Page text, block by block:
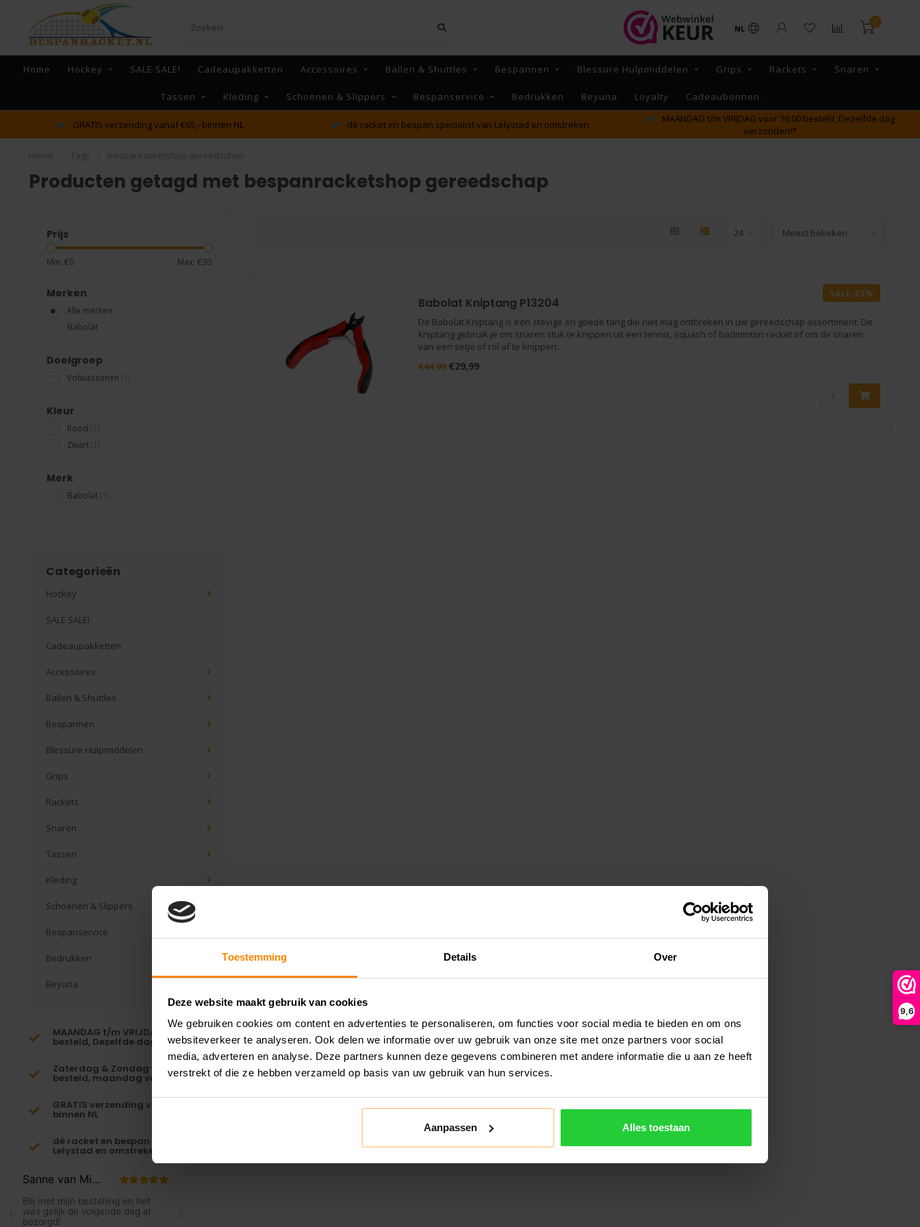
Toestemming Details Over
Deze website maakt gebruik van cookies
We gebruiken cookies om content en advertenties te personaliseren, om functies voor social media te bieden en om ons
websiteverkeer te analyseren. Ook delen we informatie over uw gebruik van onze site met onze partners voor social
media, adverteren en analyse. Deze partners kunnen deze gegevens combineren met andere informatie die u aan ze heeft
verstrekt of die ze hebben verzameld op basis van uw gebruik van hun services.
Aanpassen Alles toestaan
9,6
NL
0
Home Hockey SALE SALE! Cadeaupakketten Accessoires Ballen & Shuttles Bespannen Blessure Hulpmiddelen Grips Rackets Snaren
Tassen Kleding Schoenen & Slippers Bespanservice Bedrukken Beyuna Loyalty Cadeaubonnen
GRATIS verzending vanaf €65,- binnen NL dé racket en bespan specialist van Lelystad en omstreken
MAANDAG t/m VRIJDAG voor 16:00 besteld, Dezelfde dag
verzonden!*
Producten getagd met bespanracketshop gereedschap
Prijs
Min: €0 Max: €30
Merken
Alle merken
Babolat
Doelgroep
Volwassenen
Kleur
Rood
Zwart
Merk
Babolat
Categorieën
Hockey
SALE SALE!
Cadeaupakketten
Accessoires
Ballen & Shuttles
Bespannen
Blessure Hulpmiddelen
Grips
Rackets
Snaren
Tassen
Kleding
Schoenen & Slippers
Bespanservice
Bedrukken
Beyuna
MAANDAG t/m VRIJDAG voor 16:00
besteld, Dezelfde dag verzonden!*
Zaterdag & Zondag voor 23:59
besteld, maandag verzonden!
GRATIS verzending vanaf €65,-
binnen NL
dé racket en bespan specialist van
Lelystad en omstreken
SALE-33%
Babolat Kniptang P13204
De Babolat Kniptang is een stevige en goede tang die niet mag ontbreken in uw gereedschap assortiment. De
kniptang gebruik je om snaren stuk te knippen uit een tennis, squash of badminton racket of om de snaren
van een setje of rol af te knippen.
€44,99€29,99